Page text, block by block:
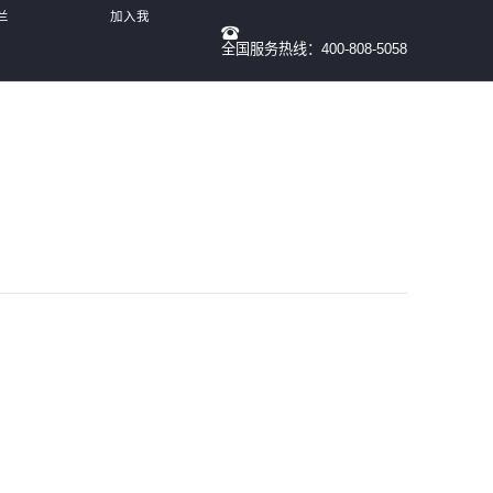
加入我
全国服务热线：400-808-5058